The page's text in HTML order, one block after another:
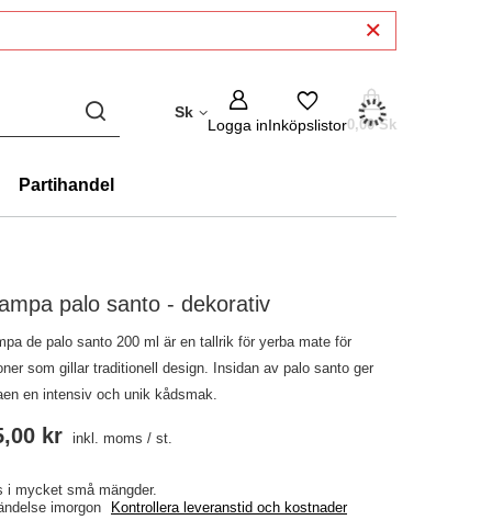
Sk
Logga inInköpslistor0,00 Sk
Partihandel
palo santo - dekorativ
de palo santo 200 ml är en tallrik för yerba mate för
som gillar traditionell design. Insidan av palo santo ger
en intensiv och unik kådsmak.
i mycket små mängder
imorgon Kontrollera leveranstid och kostnader
kr inkl. moms /st.